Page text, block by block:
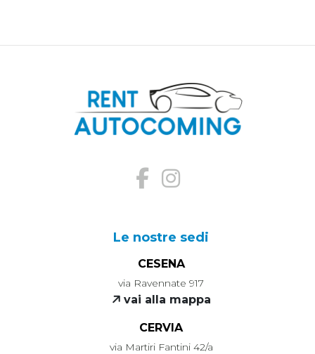
Le nostre sedi
CESENA
via Ravennate 917
vai alla mappa
CERVIA
via Martiri Fantini 42/a